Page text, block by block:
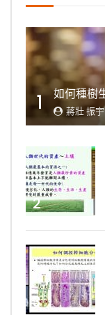
1 蔣壯 振宇
2
3